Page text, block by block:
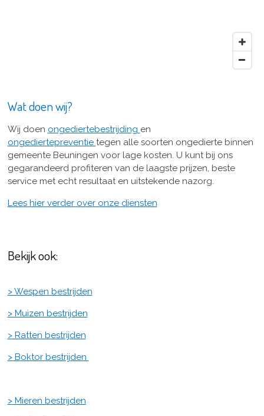
Wat doen wij?
Wij doen ongediertebestrijding en
ongediertepreventie tegen alle soorten ongedierte binnen
gemeente Beuningen voor lage kosten. U kunt bij ons
gegarandeerd profiteren van de laagste prijzen, beste
service met echt resultaat en uitstekende nazorg.
Lees hier verder over onze diensten
Bekijk ook:
> Wespen bestrijden
> Muizen bestrijden
> Ratten bestrijden
> Boktor bestrijden
> Mieren bestrijden